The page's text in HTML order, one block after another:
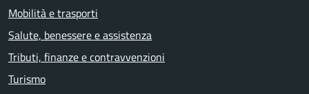
Mobilità e trasporti
Salute, benessere e assistenza
Tributi, finanze e contravvenzioni
Turismo